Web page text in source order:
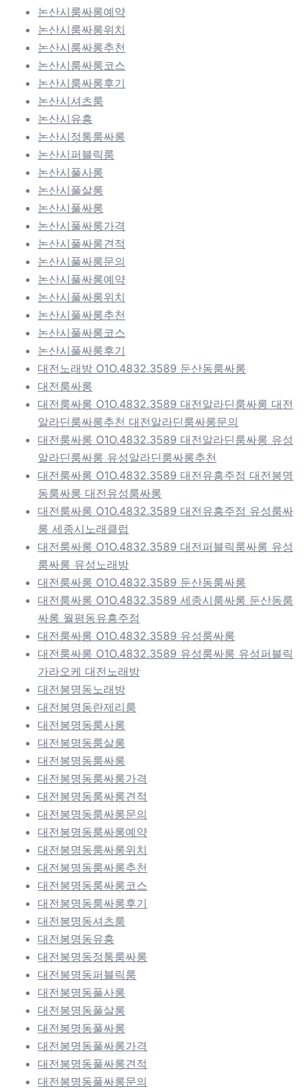
논산시룸싸롱예약
논산시룸싸롱위치
논산시룸싸롱추천
논산시룸싸롱코스
논산시룸싸롱후기
논산시셔츠룸
논산시유흥
논산시정통룸싸롱
논산시퍼블릭룸
논산시풀사롱
논산시풀살롱
논산시풀싸롱
논산시풀싸롱가격
논산시풀싸롱견적
논산시풀싸롱문의
논산시풀싸롱예약
논산시풀싸롱위치
논산시풀싸롱추천
논산시풀싸롱코스
논산시풀싸롱후기
대전노래방 O1O.4832.3589 둔산동룸싸롱
대전룸싸롱
대전룸싸롱 O1O.4832.3589 대전알라딘룸싸롱 대전
알라딘룸싸롱추천 대전알라딘룸싸롱문의
대전룸싸롱 O1O.4832.3589 대전알라딘룸싸롱 유성
알라딘룸싸롱 유성알라딘룸싸롱추천
대전룸싸롱 O1O.4832.3589 대전유흥주점 대전봉명
동룸싸롱 대전유성룸싸롱
대전룸싸롱 O1O.4832.3589 대전유흥주점 유성룸싸
롱 세종시노래클럽
대전룸싸롱 O1O.4832.3589 대전퍼블릭룸싸롱 유성
룸싸롱 유성노래방
대전룸싸롱 O1O.4832.3589 둔산동룸싸롱
대전룸싸롱 O1O.4832.3589 세종시룸싸롱 둔산동룸
싸롱 월평동유흥주점
대전룸싸롱 O1O.4832.3589 유성룸싸롱
대전룸싸롱 O1O.4832.3589 유성룸싸롱 유성퍼블릭
가라오케 대전노래방
대전봉명동노래방
대전봉명동란제리룸
대전봉명동룸사롱
대전봉명동룸살롱
대전봉명동룸싸롱
대전봉명동룸싸롱가격
대전봉명동룸싸롱견적
대전봉명동룸싸롱문의
대전봉명동룸싸롱예약
대전봉명동룸싸롱위치
대전봉명동룸싸롱추천
대전봉명동룸싸롱코스
대전봉명동룸싸롱후기
대전봉명동셔츠룸
대전봉명동유흥
대전봉명동정통룸싸롱
대전봉명동퍼블릭룸
대전봉명동풀사롱
대전봉명동풀살롱
대전봉명동풀싸롱
대전봉명동풀싸롱가격
대전봉명동풀싸롱견적
대전봉명동풀싸롱문의